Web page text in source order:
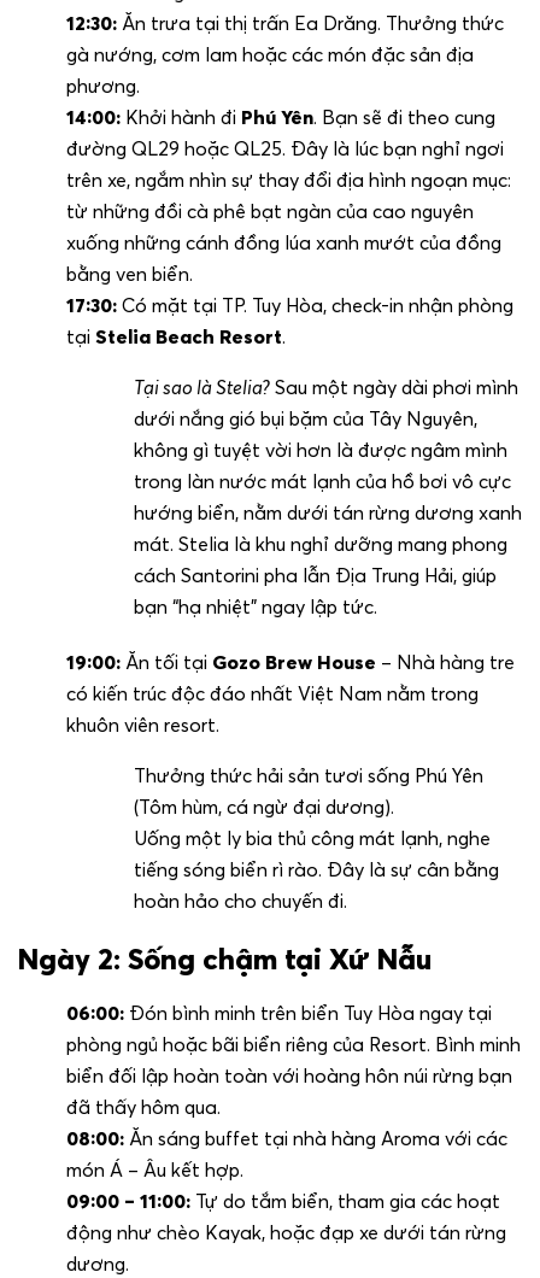
12:30: Ăn trưa tại thị trấn Ea Drăng. Thưởng thức
gà nướng, cơm lam hoặc các món đặc sản địa
phương.
14:00: Khởi hành đi Phú Yên. Bạn sẽ đi theo cung
đường QL29 hoặc QL25. Đây là lúc bạn nghỉ ngơi
trên xe, ngắm nhìn sự thay đổi địa hình ngoạn mục:
từ những đồi cà phê bạt ngàn của cao nguyên
xuống những cánh đồng lúa xanh mướt của đồng
bằng ven biển.
17:30: Có mặt tại TP. Tuy Hòa, check-in nhận phòng
tại Stelia Beach Resort.
Tại sao là Stelia? Sau một ngày dài phơi mình
dưới nắng gió bụi bặm của Tây Nguyên,
không gì tuyệt vời hơn là được ngâm mình
trong làn nước mát lạnh của hồ bơi vô cực
hướng biển, nằm dưới tán rừng dương xanh
mát. Stelia là khu nghỉ dưỡng mang phong
cách Santorini pha lẫn Địa Trung Hải, giúp
bạn “hạ nhiệt” ngay lập tức.
19:00: Ăn tối tại Gozo Brew House – Nhà hàng tre
có kiến trúc độc đáo nhất Việt Nam nằm trong
khuôn viên resort.
Thưởng thức hải sản tươi sống Phú Yên
(Tôm hùm, cá ngừ đại dương).
Uống một ly bia thủ công mát lạnh, nghe
tiếng sóng biển rì rào. Đây là sự cân bằng
hoàn hảo cho chuyến đi.
Ngày 2: Sống chậm tại Xứ Nẫu
06:00: Đón bình minh trên biển Tuy Hòa ngay tại
phòng ngủ hoặc bãi biển riêng của Resort. Bình minh
biển đối lập hoàn toàn với hoàng hôn núi rừng bạn
đã thấy hôm qua.
08:00: Ăn sáng buffet tại nhà hàng Aroma với các
món Á – Âu kết hợp.
09:00 – 11:00: Tự do tắm biển, tham gia các hoạt
động như chèo Kayak, hoặc đạp xe dưới tán rừng
dương.